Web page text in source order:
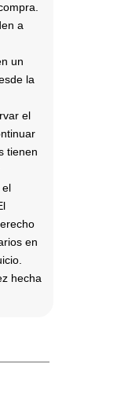
a
un
la
el
tienen
el
en
hecha